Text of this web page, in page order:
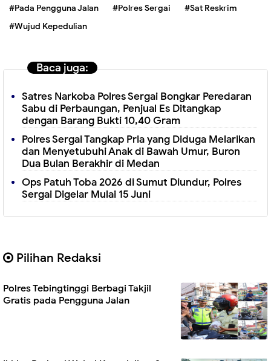
#Pada Pengguna Jalan
#Polres Sergai
#Sat Reskrim
#Wujud Kepedulian
Baca juga:
Satres Narkoba Polres Sergai Bongkar Peredaran
Sabu di Perbaungan, Penjual Es Ditangkap
dengan Barang Bukti 10,40 Gram
Polres Sergai Tangkap Pria yang Diduga Melarikan
dan Menyetubuhi Anak di Bawah Umur, Buron
Dua Bulan Berakhir di Medan
Ops Patuh Toba 2026 di Sumut Diundur, Polres
Sergai Digelar Mulai 15 Juni
Pilihan Redaksi
Polres Tebingtinggi Berbagi Takjil
Gratis pada Pengguna Jalan